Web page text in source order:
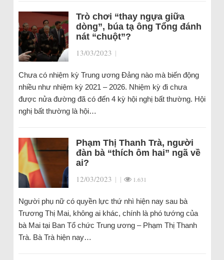
Trò chơi “thay ngựa giữa
dòng”, búa tạ ông Tổng đánh
nát “chuột”?
13/03/2023 |
Chưa có nhiệm kỳ Trung ương Đảng nào mà biến động
nhiều như nhiệm kỳ 2021 – 2026. Nhiệm kỳ đi chưa
được nửa đường đã có đến 4 kỳ hội nghị bất thường. Hội
nghị bất thường là hội…
Phạm Thị Thanh Trà, người
đàn bà “thích ôm hai” ngã về
ai?
12/03/2023 | | 1.631
Người phụ nữ có quyền lực thứ nhì hiện nay sau bà
Trương Thị Mai, không ai khác, chính là phó tướng của
bà Mai tại Ban Tổ chức Trung ương – Phạm Thị Thanh
Trà. Bà Trà hiện nay…